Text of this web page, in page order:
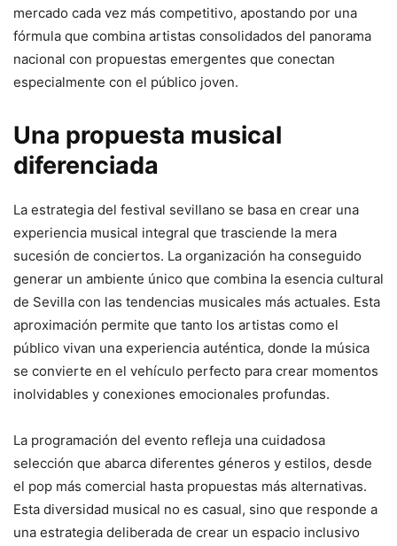
mercado cada vez más competitivo, apostando por una
fórmula que combina artistas consolidados del panorama
nacional con propuestas emergentes que conectan
especialmente con el público joven.
Una propuesta musical
diferenciada
La estrategia del festival sevillano se basa en crear una
experiencia musical integral que trasciende la mera
sucesión de conciertos. La organización ha conseguido
generar un ambiente único que combina la esencia cultural
de Sevilla con las tendencias musicales más actuales. Esta
aproximación permite que tanto los artistas como el
público vivan una experiencia auténtica, donde la música
se convierte en el vehículo perfecto para crear momentos
inolvidables y conexiones emocionales profundas.
La programación del evento refleja una cuidadosa
selección que abarca diferentes géneros y estilos, desde
el pop más comercial hasta propuestas más alternativas.
Esta diversidad musical no es casual, sino que responde a
una estrategia deliberada de crear un espacio inclusivo